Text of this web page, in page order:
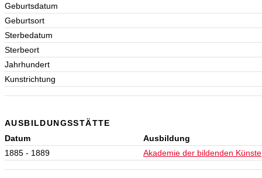
Geburtsdatum
Geburtsort
Sterbedatum
Sterbeort
Jahrhundert
Kunstrichtung
AUSBILDUNGSSTÄTTE
Datum
Ausbildung
1885 - 1889
Akademie der bildenden